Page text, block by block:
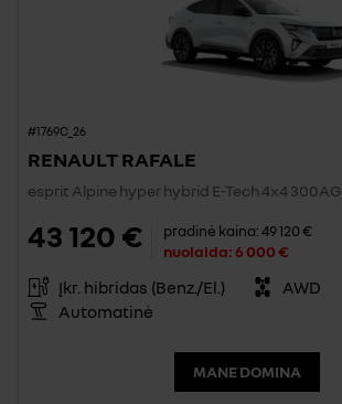
#1769C_26
RENAULT RAFALE
esprit Alpine hyper hybrid E-Tech 4x4 300AG
43 120 € pradinė kaina:49 120 €
nuolaida:6 000 €
Įkr. hibridas (Benz./El.)
AWD
Automatinė
MANE DOMINA